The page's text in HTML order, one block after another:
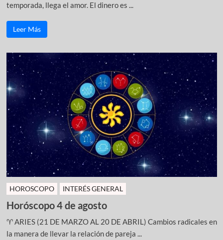
temporada, llega el amor. El dinero es ...
Leer Más
HOROSCOPO INTERÉS GENERAL
Horóscopo 4 de agosto
♈ ARIES (21 DE MARZO AL 20 DE ABRIL) Cambios radicales en
la manera de llevar la relación de pareja ...